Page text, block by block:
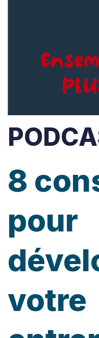
8
pour
votre